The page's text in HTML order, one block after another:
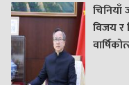
चिनियाँ
विजय र